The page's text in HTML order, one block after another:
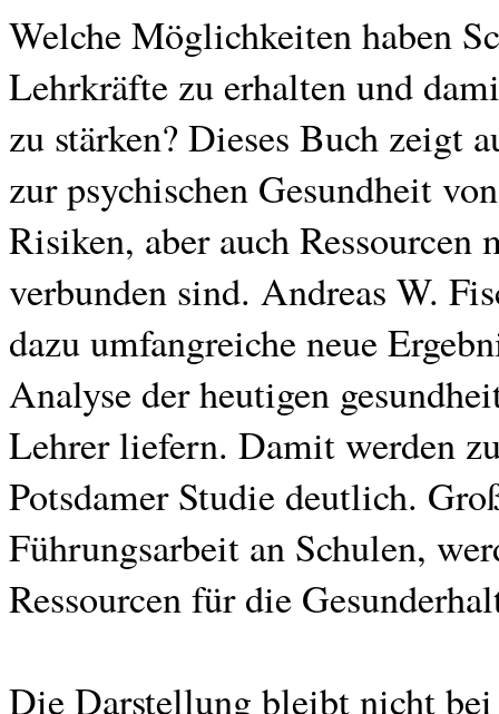
Welche Möglichkeiten haben
Lehrkräfte zu erhalten und
zu stärken? Dieses Buch zeigt
zur psychischen Gesundheit
Risiken, aber auch
verbunden sind. Andreas W.
dazu umfangreiche neue
Analyse der heutigen
Lehrer liefern. Damit werden
Potsdamer Studie deutlich.
Führungsarbeit an Schulen,
Ressourcen für die
Die Darstellung bleibt nicht